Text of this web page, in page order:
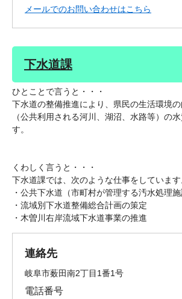
メールでのお問い合わせはこちら
下水道課
ひとことで言うと・・・
下水道の整備推進により、県民の生活環境
（公共利用される河川、湖沼、水路等）の
す。
くわしく言うと・・・
下水道課では、次のような仕事をしています
・公共下水道（市町村が管理する汚水処理
・流域別下水道整備総合計画の策定
・木曽川右岸流域下水道事業の推進
連絡先
岐阜市薮田南2丁目1番1号
電話番号